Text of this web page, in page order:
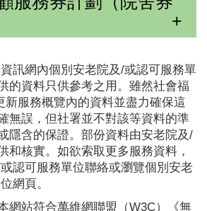
訊網內個別安老院及/或認可服務單
的資料只供參考之用。雖然社會福
新服務概覽內的資料並盡力確保這
無誤，但社署並不對該等資料的準
隱含的保證。部份資料由安老院及/
和核實。如欲索取更多服務資料，
認可服務單位聯絡或瀏覽個別安老
網頁。
網站符合萬維網聯盟（W3C）《無